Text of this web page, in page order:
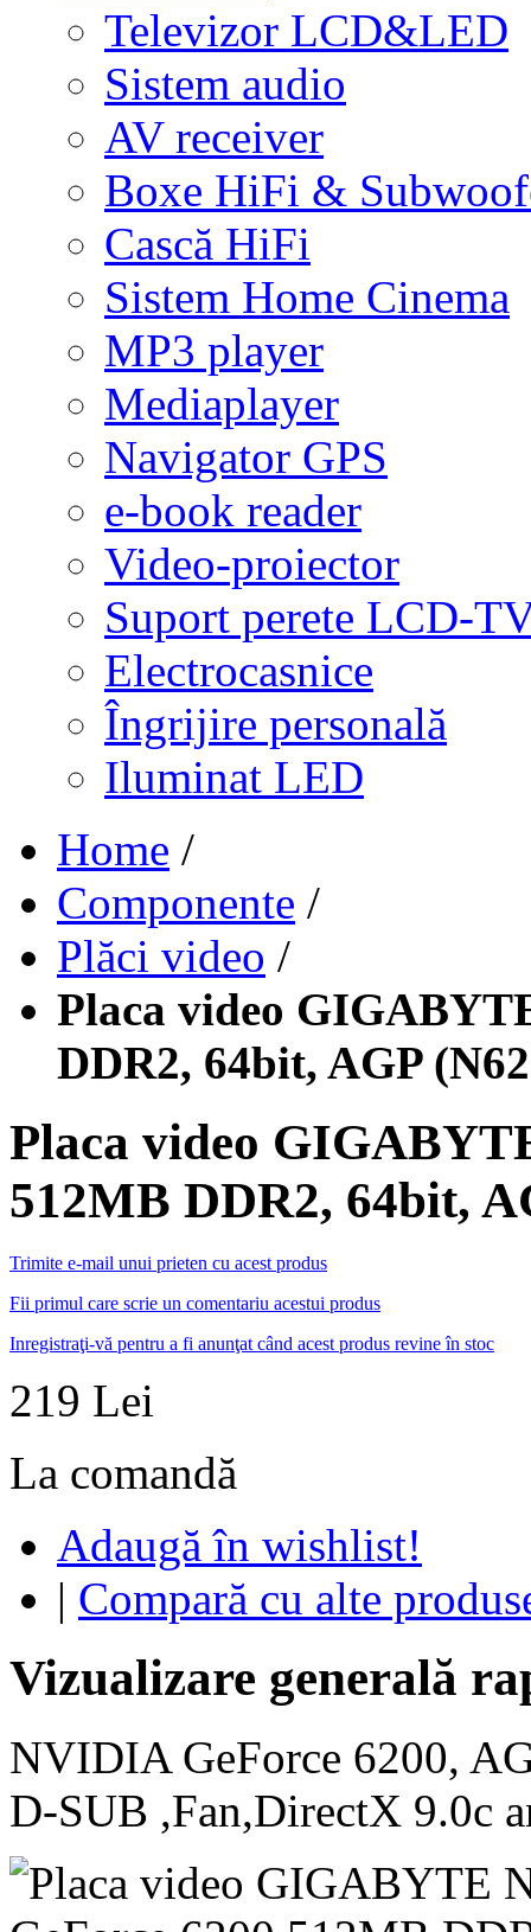
Televizor LCD&LED
Sistem audio
AV receiver
Boxe HiFi &
Cască HiFi
Sistem Home Cinema
MP3 player
Mediaplayer
Navigator GPS
e-book reader
Video-proiector
Suport perete LCD-
Electrocasnice
Îngrijire personală
Iluminat LED
Home /
Componente /
Plăci video /
Placa video
DDR2, 64bit, AGP
Placa video
512MB DDR2, 64bit,
Trimite e-mail unui prieten cu acest produs
Fii primul care scrie un comentariu acestui produs
Inregistraţi-vă pentru a fi anunţat când acest produs revine în stoc
219 Lei
La comandă
Adaugă în wishlist!
| Compară cu alte
Vizualizare generală
NVIDIA GeForce 6200,
D-SUB ,Fan,DirectX 9.0c